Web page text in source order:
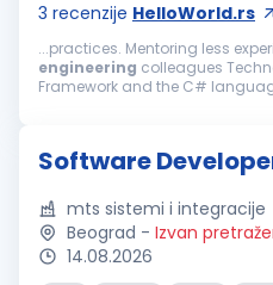
3 recenzije HelloWorld.rs
...practices. Mentoring less
engineering colleagues
Framework and the C#
Software
mts sistemi i integracije
Beograd - Izvan
14.08.2026